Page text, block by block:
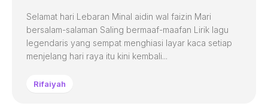
Selamat hari Lebaran Minal aidin wal faizin Mari
bersalam-salaman Saling bermaaf-maafan Lirik lagu
legendaris yang sempat menghiasi layar kaca setiap
menjelang hari raya itu kini kembali...
Rifaiyah